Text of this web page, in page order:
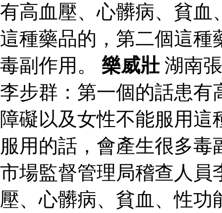
有高血壓、心髒病、貧血
這種藥品的，第二個這種
毒副作用。 樂威壯湖南
李步群：第一個的話患有
障礙以及女性不能服用
服用的話，會產生很多
市場監督管理局稽查人員
壓、心髒病、貧血、性